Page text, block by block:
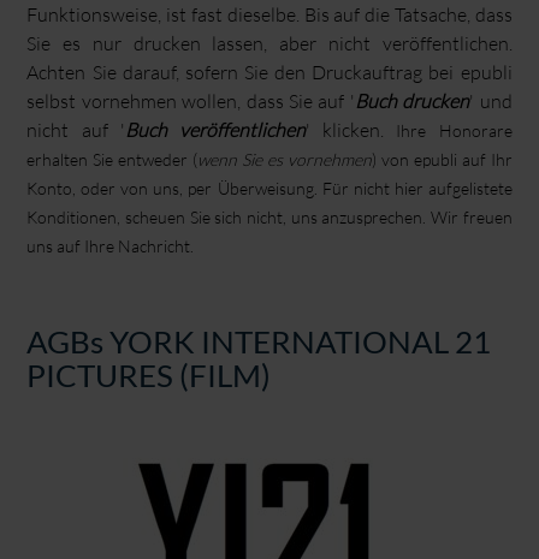
Funktionsweise, ist fast dieselbe. Bis auf die Tatsache, dass
Sie es nur drucken lassen, aber nicht veröffentlichen.
Achten Sie darauf, sofern Sie den Druckauftrag bei epubli
selbst vornehmen wollen, dass Sie auf ' Buch drucken' und
nicht auf ' Buch veröffentlichen' klicken.
Ihre Honorare
erhalten Sie entweder (wenn Sie es vornehmen) von epubli auf Ihr
Konto, oder von uns, per Überweisung. Für nicht hier aufgelistete
Konditionen, scheuen Sie sich nicht, uns anzusprechen. Wir freuen
uns auf Ihre Nachricht.
AGBs YORK INTERNATIONAL 21
PICTURES (FILM)